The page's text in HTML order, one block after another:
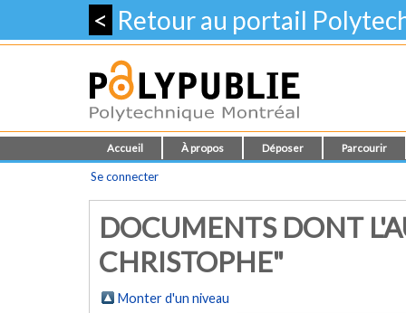
< Retour au portail
Accueil À propos Déposer Parcourir
Se connecter
DOCUMENTS DONT
CHRISTOPHE"
Monter d'un niveau